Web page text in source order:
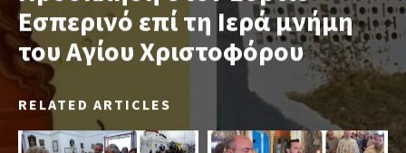
Εσπερινό επί τη Ιερά μνήμη
του Αγίου Χριστοφόρου
RELATED ARTICLES